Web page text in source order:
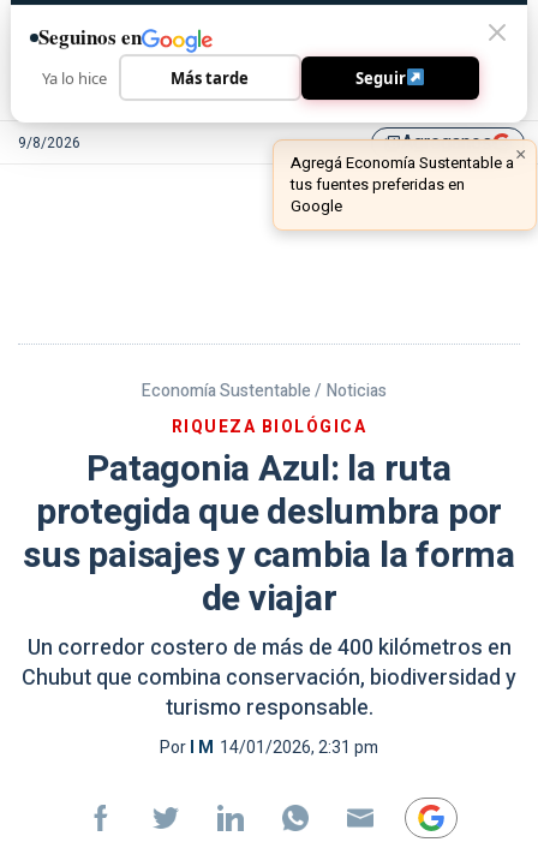
9/8/2026 library_addAgreganos
Economía Sustentable / Noticias
RIQUEZA BIOLÓGICA
Patagonia Azul: la ruta
protegida que deslumbra por
sus paisajes y cambia la forma
de viajar
Un corredor costero de más de 400 kilómetros en
Chubut que combina conservación, biodiversidad y
turismo responsable.
PorI M 14/01/2026, 2:31 pm
Seguinos en
Ya lo hice Más tarde Seguir